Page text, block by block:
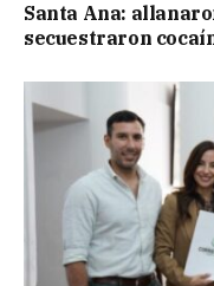
Santa Ana:
secuestraron